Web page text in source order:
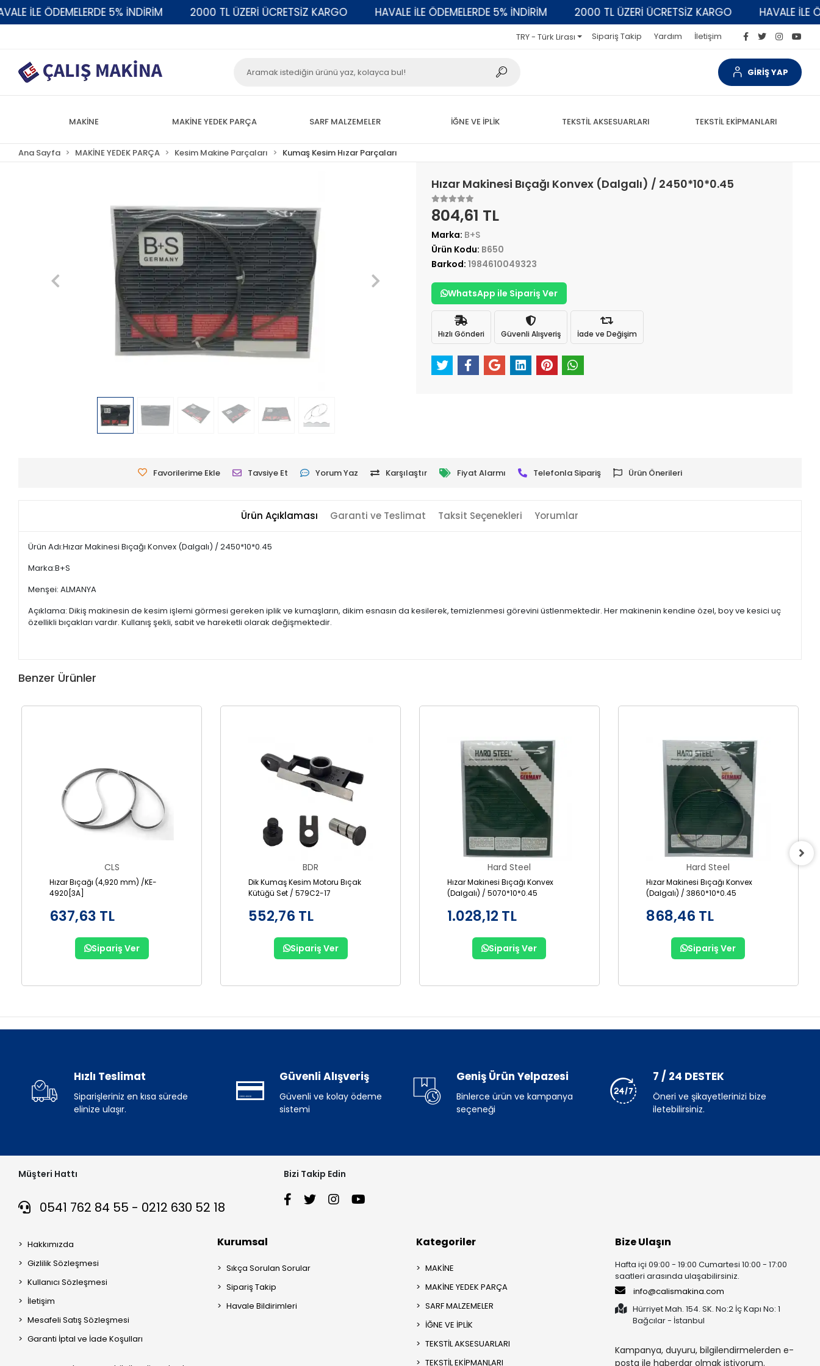
İLE ÖDEMELERDE 5% İNDİRİM 2000 TL ÜZERİ ÜCRETSİZ KARGO HAVALE İLE ÖDEMELERDE 5% İNDİRİM 2000 TL ÜZERİ ÜCRETSİZ KARGO HAVALE İLE
TRY - Türk Lirası Sipariş Takip Yardım İletişim
GİRİŞ YAP
MAKİNE MAKİNE YEDEK PARÇA SARF MALZEMELER İĞNE VE İPLİK TEKSTİL AKSESUARLARI TEKSTİL EKİPMANLARI
Ana Sayfa MAKİNE YEDEK PARÇA Kesim Makine Parçaları Kumaş Kesim Hızar Parçaları
Hızar Makinesi Bıçağı Konvex (Dalgalı) / 2450*10*0.45
804,61 TL
Marka: B+S
Ürün Kodu: B650
Barkod: 1984610049323
WhatsApp ile Sipariş Ver
Hızlı Gönderi Güvenli Alışveriş İade ve Değişim
Favorilerime Ekle Tavsiye Et Yorum Yaz Karşılaştır Fiyat Alarmı Telefonla Sipariş Ürün Önerileri
Ürün Açıklaması Garanti ve Teslimat Taksit Seçenekleri Yorumlar
Ürün Adı:Hızar Makinesi Bıçağı Konvex (Dalgalı) / 2450*10*0.45
Marka:B+S
Menşei: ALMANYA
Açıklama: Dikiş makinesin de kesim işlemi görmesi gereken iplik ve kumaşların, dikim esnasın da kesilerek, temizlenmesi görevini üstlenmektedir. Her makinenin kendine özel, boy ve kesici uç
özellikli bıçakları vardır. Kullanış şekli, sabit ve hareketli olarak değişmektedir.
Benzer Ürünler
CLS
Hızar Bıçağı (4,920 mm) /KE-
4920[3A]
637,63 TL
Sipariş Ver
BDR
Dik Kumaş Kesim Motoru Bıçak
Kütüğü Set / 579C2-17
552,76 TL
Sipariş Ver
Hard Steel
Hızar Makinesi Bıçağı Konvex
(Dalgalı) / 5070*10*0.45
1.028,12 TL
Sipariş Ver
Hard Steel
Hızar Makinesi Bıçağı Konvex
(Dalgalı) / 3860*10*0.45
868,46 TL
Sipariş Ver
Hızlı Teslimat
Siparişleriniz en kısa sürede
elinize ulaşır.
Güvenli Alışveriş
Güvenli ve kolay ödeme
sistemi
Geniş Ürün Yelpazesi
Binlerce ürün ve kampanya
seçeneği
7 / 24 DESTEK
Öneri ve şikayetlerinizi bize
iletebilirsiniz.
Müşteri Hattı
0541 762 84 55 - 0212 630 52 18
Bizi Takip Edin
Hakkımızda
Gizlilik Sözleşmesi
Kullanıcı Sözleşmesi
İletişim
Mesafeli Satış Sözleşmesi
Garanti İptal ve İade Koşulları
Kurumsal
Sıkça Sorulan Sorular
Sipariş Takip
Havale Bildirimleri
Kategoriler
MAKİNE
MAKİNE YEDEK PARÇA
SARF MALZEMELER
İĞNE VE İPLİK
TEKSTİL AKSESUARLARI
TEKSTİL EKİPMANLARI
Bize Ulaşın
Hafta içi 09:00 - 19:00 Cumartesi 10:00 - 17:00
saatleri arasında ulaşabilirsiniz.
info@calismakina.com
Hürriyet Mah. 154. SK. No:2 İç Kapı No: 1
Bağcılar - İstanbul
Kampanya, duyuru, bilgilendirmelerden e-
posta ile haberdar olmak istiyorum.